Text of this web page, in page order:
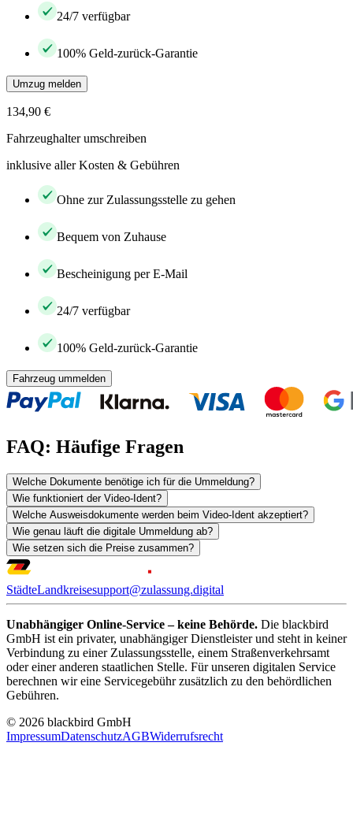
24/7 verfügbar
100% Geld-zurück-Garantie
Umzug melden
134,90 €
Fahrzeughalter umschreiben
inklusive aller Kosten & Gebühren
Ohne zur Zulassungsstelle zu gehen
Bequem von Zuhause
Bescheinigung per E-Mail
24/7 verfügbar
100% Geld-zurück-Garantie
Fahrzeug ummelden
FAQ: Häufige Fragen
Welche Dokumente benötige ich für die Ummeldung?
Wie funktioniert der Video-Ident?
Welche Ausweisdokumente werden beim Video-Ident akzeptiert?
Wie genau läuft die digitale Ummeldung ab?
Wie setzen sich die Preise zusammen?
StädteLandkreisesupport@zulassung.digital
Unabhängiger Online-Service – keine Behörde. Die blackbird
GmbH ist ein privater, unabhängiger Dienstleister und steht in keiner
Verbindung zu einer Zulassungsstelle, einem Straßenverkehrsamt
oder einer anderen staatlichen Stelle. Für unseren digitalen Service
berechnen wir eine Servicegebühr zusätzlich zu den behördlichen
Gebühren.
© 2026 blackbird GmbH
ImpressumDatenschutzAGBWiderrufsrecht